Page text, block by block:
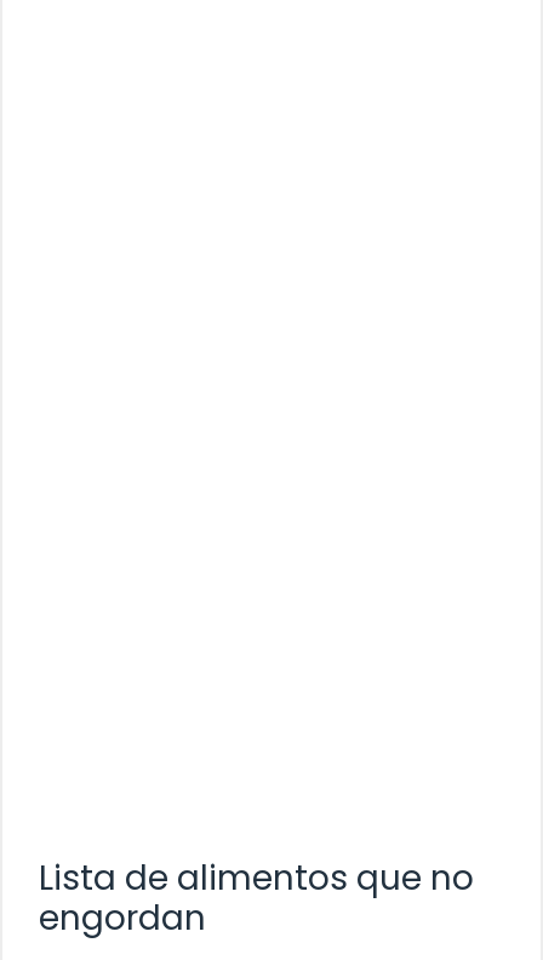
Lista de alimentos que no
engordan